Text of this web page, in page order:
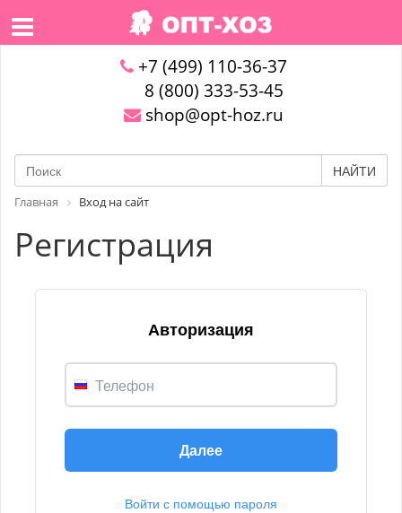
+7 (499) 110-36-37
8 (800) 333-53-45
shop@opt-hoz.ru
НАЙТИ
Главная Вход на сайт
Регистрация
Авторизация
Телефон
Далее
Войти с помощью пароля